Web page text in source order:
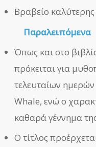
Βραβείο
Παραλειπόμενα
Όπως και στο
πρόκειται για
τελευταίων
Whale, ενώ ο
καθαρά γέννημα
Ο τίτλος